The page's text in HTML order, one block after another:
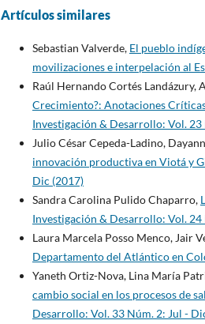
Artículos similares
Sebastian Valverde, El pueblo
movilizaciones e interpelación al
Raúl Hernando Cortés Landázury,
Crecimiento?: Anotaciones
Investigación & Desarrollo: Vol.
Julio César Cepeda-Ladino,
innovación productiva en Viotá y
Dic (2017)
Sandra Carolina Pulido Chaparro,
Investigación & Desarrollo: Vol.
Laura Marcela Posso Menco, Jair
Departamento del Atlántico en
Yaneth Ortiz-Nova, Lina María
cambio social en los procesos de
Desarrollo: Vol. 33 Núm. 2: Jul -